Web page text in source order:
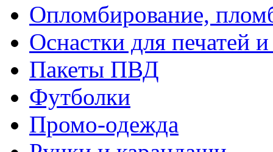
Опломбирование,
Оснастки для печатей
Пакеты ПВД
Футболки
Промо-одежда